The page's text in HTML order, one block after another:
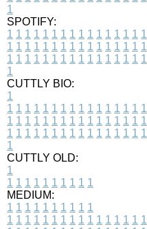
1
SPOTIFY:
1 1 1 1 1 1 1 1 1 1 1 1 1 1 1 1
1 1 1 1 1 1 1 1 1 1 1 1 1 1 1 1
1 1 1 1 1 1 1 1 1 1 1 1 1 1 1 1
1
CUTTLY BIO:
1
1 1 1 1 1 1 1 1 1 1 1 1 1 1 1 1
1 1 1 1 1 1 1 1 1 1 1 1 1 1 1 1
1 1 1 1 1 1 1 1 1 1 1 1 1 1 1 1
1
CUTTLY OLD:
1
1 1 1 1 1 1 1 1 1 1
MEDIUM:
1 1 1 1 1 1 1 1 1 1
1 1 1 1 1 1 1 1 1 1 1 1 1 1 1 1